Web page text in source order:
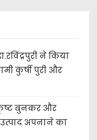
ने किया
कुर्षी पुरी और
बुनकर और
अपनाने का